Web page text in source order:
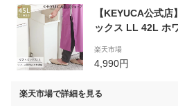
【KEYUCA公式
ックス LL 42L ホ
地 シンプル おし
ス キッチン スリ
ットル]
楽天市場
4,990円
楽天市場で詳細を見る